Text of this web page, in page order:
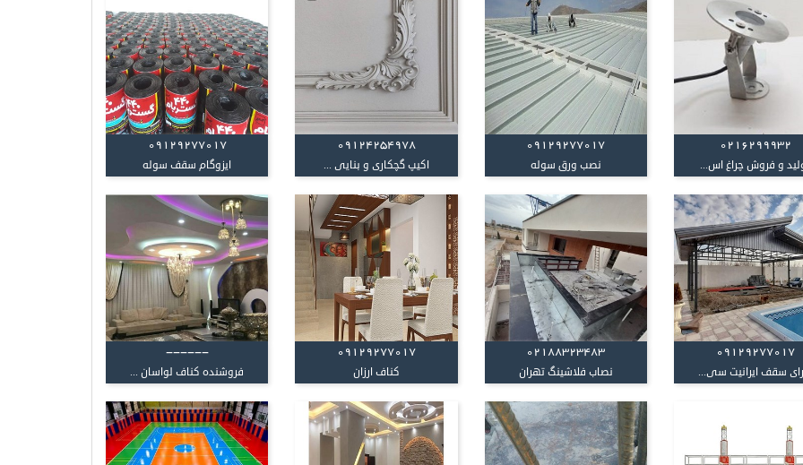
0216299932
و فروش چراغ اس...
09129277017
نصب ورق سوله
09124254978
اکیپ گچکاری و بنایی ...
09129277017
ایزوگام سقف سوله
09129277017
سقف ایرانیت سی...
02188323483
نصاب فلاشینگ تهران
09129277017
کناف ارزان
------
فروشنده کناف لواسان ...